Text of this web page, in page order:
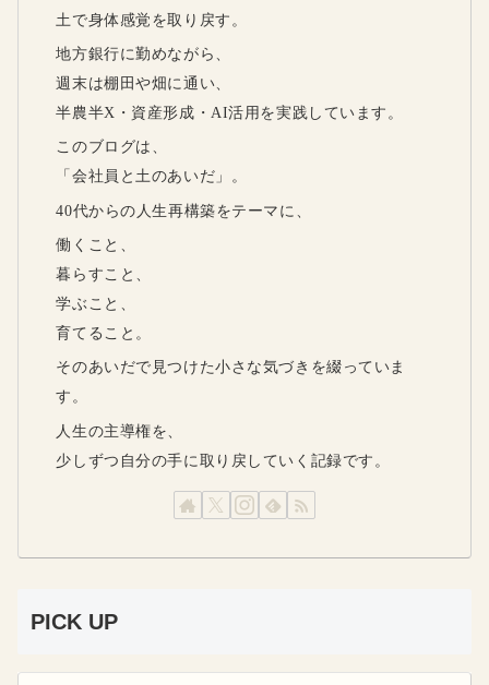
土で身体感覚を取り戻す。
地方銀行に勤めながら、
週末は棚田や畑に通い、
半農半X・資産形成・AI活用を実践しています。
このブログは、
「会社員と土のあいだ」。
40代からの人生再構築をテーマに、
働くこと、
暮らすこと、
学ぶこと、
育てること。
そのあいだで見つけた小さな気づきを綴っていま
す。
人生の主導権を、
少しずつ自分の手に取り戻していく記録です。
PICK UP